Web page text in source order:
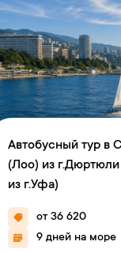
Автобусный тур в
(Лоо) из
из г.Уфа)
от 36 620
9 дней на море